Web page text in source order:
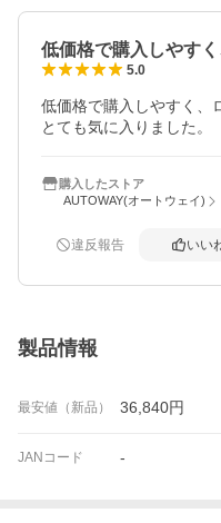
低価格で購入しやす
5.0
低価格で購入しやすく、
とても気に入りました。
購入したストア
AUTOWAY(オートウェイ)
違反報告 いい
製品情報
最安値（新品） 36,840円
JANコード -